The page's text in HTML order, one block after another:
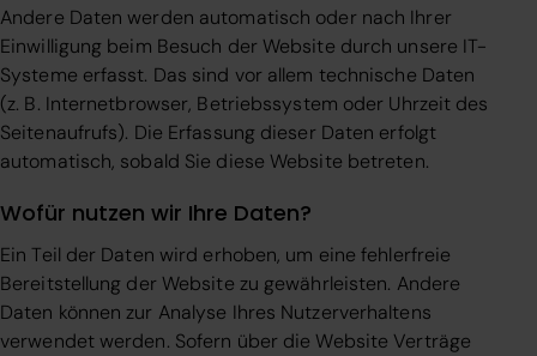
Andere Daten werden automatisch oder nach Ihrer
Einwilligung beim Besuch der Website durch unsere IT-
Systeme erfasst. Das sind vor allem technische Daten
(z. B. Internetbrowser, Betriebssystem oder Uhrzeit des
Seitenaufrufs). Die Erfassung dieser Daten erfolgt
automatisch, sobald Sie diese Website betreten.
Wofür nutzen wir Ihre Daten?
Ein Teil der Daten wird erhoben, um eine fehlerfreie
Bereitstellung der Website zu gewährleisten. Andere
Daten können zur Analyse Ihres Nutzerverhaltens
verwendet werden. Sofern über die Website Verträge